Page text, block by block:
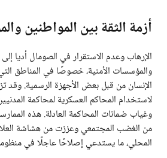
أزمة الثقة بين المواطنين
الإرهاب وعدم الاستقرار في الصومال أديا
والمؤسسات الأمنية، خصوصًا في المناطق
الإنسان من قبل بعض الأجهزة الرسمية. وقد
لاستخدام المحاكم العسكرية لمحاكمة
وغياب ضمانات المحاكمة العادلة. هذه
من الغضب المجتمعي وعززت من هشاشة
المحلي، ما يستدعي إصلاحًا عاجلًا في